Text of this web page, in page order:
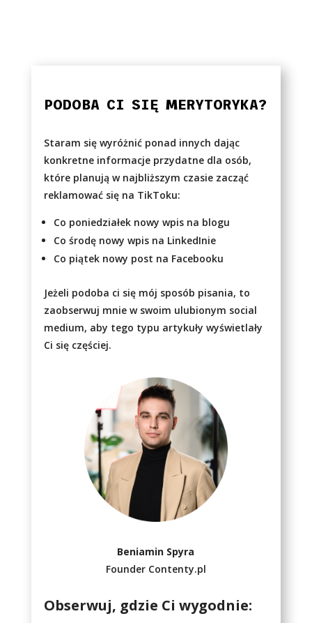
PODOBA CI SIĘ MERYTORYKA?
Staram się wyróżnić ponad innych dając
konkretne informacje przydatne dla osób,
które planują w najbliższym czasie zacząć
reklamować się na TikToku:
Co poniedziałek nowy wpis na blogu
Co środę nowy wpis na LinkedInie
Co piątek nowy post na Facebooku
Jeżeli podoba ci się mój sposób pisania, to
zaobserwuj mnie w swoim ulubionym social
medium, aby tego typu artykuły wyświetlały
Ci się częściej.
Beniamin Spyra
Founder Contenty.pl
Obserwuj, gdzie Ci wygodnie: